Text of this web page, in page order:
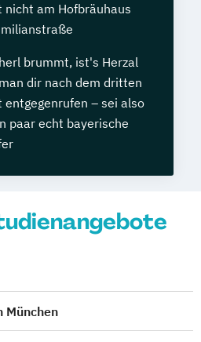
nicht am Hofbräuhaus
brummt, ist's Herzal
dir nach dem dritten
entgegenrufen – sei also
paar echt bayerische
München